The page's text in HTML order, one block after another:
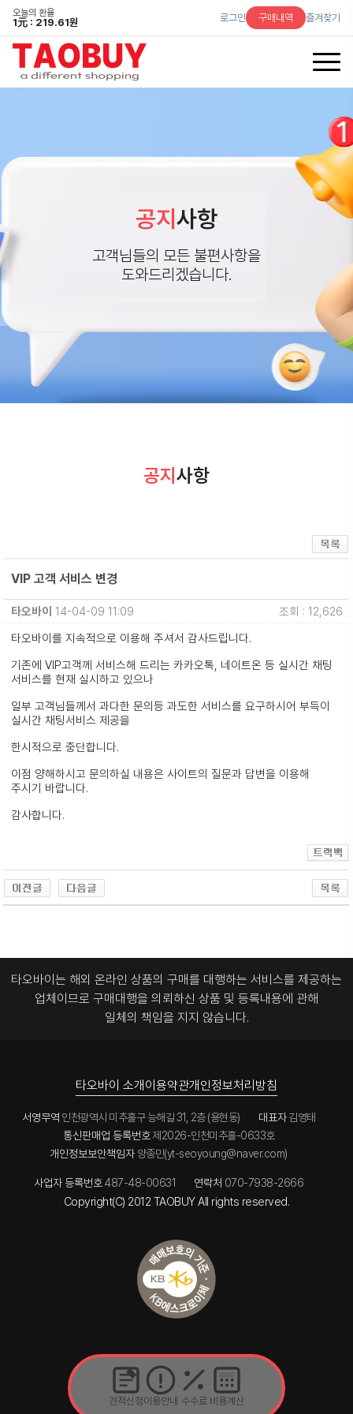
오늘의 환율
1元 : 219.61원 로그인 구매내역 즐겨찾기
공지 사항
고객님들의 모든 불편사항을
도와드리겠습니다.
공지 사항
VIP 고객 서비스 변경
타오바이 14-04-09 11:09
조회 : 12,626
타오바이를 지속적으로 이용해 주셔서 감사드립니다.
기존에 VIP고객께 서비스해 드리는 카카오톡, 네이트온 등 실시간 채팅
서비스를 현재 실시하고 있으나
일부 고객님들께서 과다한 문의등 과도한 서비스를 요구하시어 부득이
실시간 채팅서비스 제공을
한시적으로 중단합니다.
이점 양해하시고 문의하실 내용은 사이트의 질문과 답변을 이용해
주시기 바랍니다.
감사합니다.
견적신청이용안내 수수료 비용계산
타오바이는 해외 온라인 상품의 구매를 대행하는 서비스를 제공하는
업체이므로 구매대행을 의뢰하신 상품 및 등록내용에 관해
일체의 책임을 지지 않습니다.
타오바이 소개이용약관개인정보처리방침
서영무역 인천광역시 미추홀구 능해길 31, 2층 (용현동) 대표자김영태
통신판매업 등록번호제2026-인천미추홀-0633호
개인정보보안책임자 양종민(yt-seoyoung@naver.com)
사업자 등록번호487-48-00631 연락처 070-7938-2666
Copyright(C) 2012 TAOBUY All rights reserved.